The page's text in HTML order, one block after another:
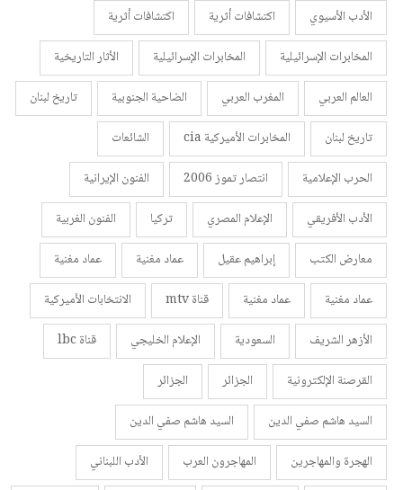
الأدب الأسيوي
اكتشافات أثرية
اكتشافات أثرية
المخابرات الإسرائيلية
المخابرات الإسرائيلية
الأثار التاريخية
العالم العربي
المغرب العربي الضاحية الجنوبية
تاريخ لبنان
تاريخ لبنان
المخابرات الأميركية cia
الشائعات
الحرب الإعلامية
انتصار تموز 2006
الفنون الإيرانية
الأدب الأفريقي
الإعلام المصري تركيا
الفنون الغربية
معارض الكتب
إبراهيم عقيل عماد مغنية
عماد مغنية
عماد مغنية
عماد مغنية قناة mtv
الانتخابات الأميركية
الأزهر الشريف
السعودية الإعلام الخليجي
قناة lbc
القرصنة الإلكترونية
الجزائر
الجزائر
السيد هاشم صفي الدين
السيد هاشم صفي الدين
الهجرة والمهاجرين
المهاجرون العرب
الأدب اللبناني